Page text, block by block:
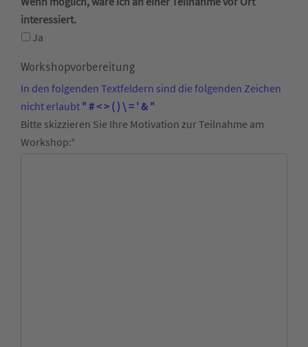
interessiert.
Ja
Workshopvorbereitung
In den folgenden Textfeldern sind die folgenden Zeichen
nicht erlaubt " # < > ( ) \ = ' & "
Bitte skizzieren Sie Ihre Motivation zur Teilnahme am
Workshop:*